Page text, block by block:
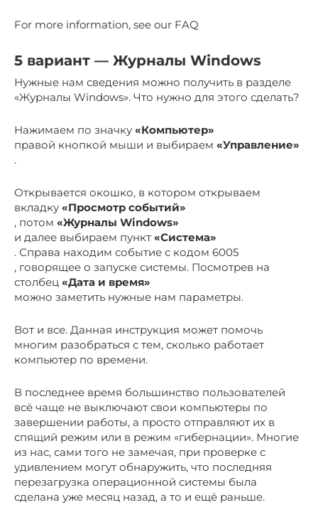
For more information, see our FAQ
5 вариант — Журналы Windows
Нужные нам сведения можно получить в разделе
«Журналы Windows». Что нужно для этого сделать?
Нажимаем по значку «Компьютер»
правой кнопкой мыши и выбираем «Управление»
.
Открывается окошко, в котором открываем
вкладку «Просмотр событий»
, потом «Журналы Windows»
и далее выбираем пункт «Система»
. Справа находим событие с кодом 6005
, говорящее о запуске системы. Посмотрев на
столбец «Дата и время»
можно заметить нужные нам параметры.
Вот и все. Данная инструкция может помочь
многим разобраться с тем, сколько работает
компьютер по времени.
В последнее время большинство пользователей
всё чаще не выключают свои компьютеры по
завершении работы, а просто отправляют их в
спящий режим или в режим «гибернации». Многие
из нас, сами того не замечая, при проверке с
удивлением могут обнаружить, что последняя
перезагрузка операционной системы была
сделана уже месяц назад, а то и ещё раньше.